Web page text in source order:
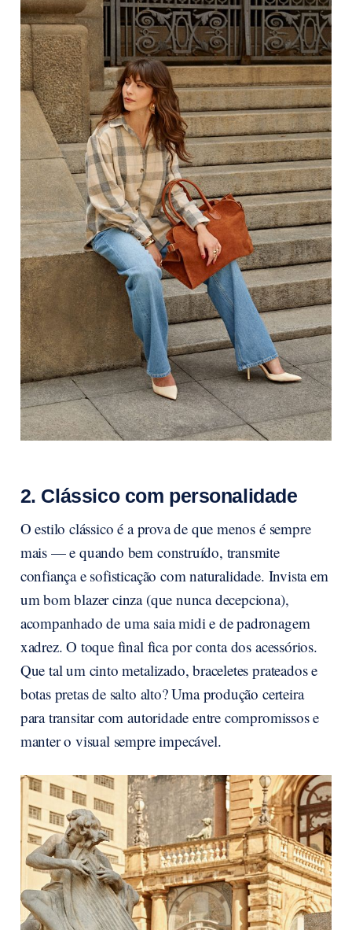
2. Clássico com personalidade
O estilo clássico é a prova de que menos é sempre
mais — e quando bem construído, transmite
confiança e sofisticação com naturalidade. Invista em
um bom blazer cinza (que nunca decepciona),
acompanhado de uma saia midi e de padronagem
xadrez. O toque final fica por conta dos acessórios.
Que tal um cinto metalizado, braceletes prateados e
botas pretas de salto alto? Uma produção certeira
para transitar com autoridade entre compromissos e
manter o visual sempre impecável.